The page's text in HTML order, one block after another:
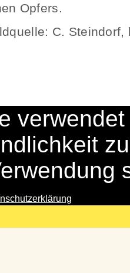
Opfers.
C. Steindorf,